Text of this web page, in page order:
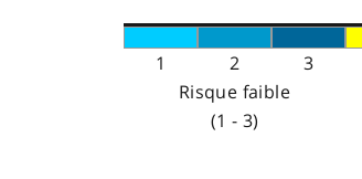
1 2 3
Risque faible
(1 - 3)